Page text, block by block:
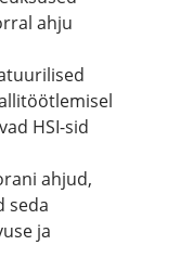
ahju
HSI-sid
ahjud,
seda
ja